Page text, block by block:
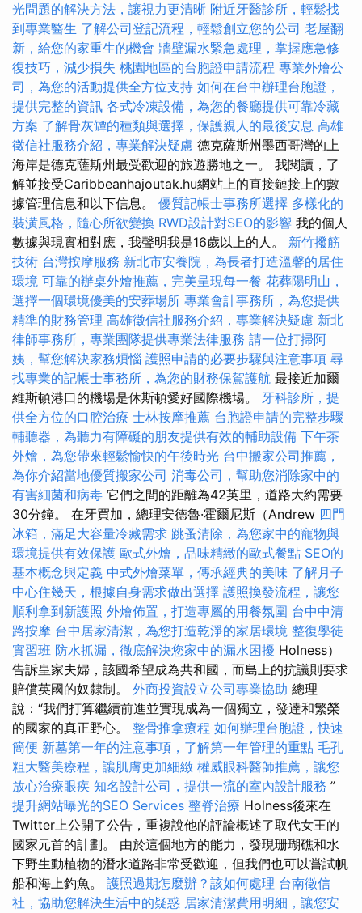
光問題的解決方法，讓視力更清晰 附近牙醫診所，輕鬆找
到專業醫生 了解公司登記流程，輕鬆創立您的公司 老屋翻
新，給您的家重生的機會 牆壁漏水緊急處理，掌握應急修
復技巧，減少損失 桃園地區的台胞證申請流程 專業外燴公
司，為您的活動提供全方位支持 如何在台中辦理台胞證，
提供完整的資訊 各式冷凍設備，為您的餐廳提供可靠冷藏
方案 了解骨灰罈的種類與選擇，保護親人的最後安息 高雄
徵信社服務介紹，專業解決疑慮 德克薩斯州墨西哥灣的上
海岸是德克薩斯州最受歡迎的旅遊勝地之一。 我閱讀，了
解並接受Caribbeanhajoutak.hu網站上的直接鏈接上的數
據管理信息和以下信息。 優質記帳士事務所選擇 多樣化的
裝潢風格，隨心所欲變換 RWD設計對SEO的影響 我的個人
數據與現實相對應，我聲明我是16歲以上的人。 新竹撥筋
技術 台灣按摩服務 新北市安養院，為長者打造溫馨的居住
環境 可靠的辦桌外燴推薦，完美呈現每一餐 花葬陽明山，
選擇一個環境優美的安葬場所 專業會計事務所，為您提供
精準的財務管理 高雄徵信社服務介紹，專業解決疑慮 新北
律師事務所，專業團隊提供專業法律服務 請一位打掃阿
姨，幫您解決家務煩惱 護照申請的必要步驟與注意事項 尋
找專業的記帳士事務所，為您的財務保駕護航 最接近加爾
維斯頓港口的機場是休斯頓愛好國際機場。 牙科診所，提
供全方位的口腔治療 士林按摩推薦 台胞證申請的完整步驟
輔聽器，為聽力有障礙的朋友提供有效的輔助設備 下午茶
外燴，為您帶來輕鬆愉快的午後時光 台中搬家公司推薦，
為你介紹當地優質搬家公司 消毒公司，幫助您消除家中的
有害細菌和病毒 它們之間的距離為42英里，道路大約需要
30分鐘。 在牙買加，總理安德魯·霍爾尼斯（Andrew 四門
冰箱，滿足大容量冷藏需求 跳蚤清除，為您家中的寵物與
環境提供有效保護 歐式外燴，品味精緻的歐式餐點 SEO的
基本概念與定義 中式外燴菜單，傳承經典的美味 了解月子
中心住幾天，根據自身需求做出選擇 護照換發流程，讓您
順利拿到新護照 外燴佈置，打造專屬的用餐氛圍 台中中清
路按摩 台中居家清潔，為您打造乾淨的家居環境 整復學徒
實習班 防水抓漏，徹底解決您家中的漏水困擾 Holness）
告訴皇家夫婦，該國希望成為共和國，而島上的抗議則要求
賠償英國的奴隸制。 外商投資設立公司專業協助 總理
說：“我們打算繼續前進並實現成為一個獨立，發達和繁榮
的國家的真正野心。 整骨推拿療程 如何辦理台胞證，快速
簡便 新墓第一年的注意事項，了解第一年管理的重點 毛孔
粗大醫美療程，讓肌膚更加細緻 權威眼科醫師推薦，讓您
放心治療眼疾 知名設計公司，提供一流的室內設計服務 ”
提升網站曝光的SEO Services 整脊治療 Holness後來在
Twitter上公開了公告，重複說他的評論概述了取代女王的
國家元首的計劃。 由於這個地方的能力，發現珊瑚礁和水
下野生動植物的潛水道路非常受歡迎，但我們也可以嘗試帆
船和海上釣魚。 護照過期怎麼辦？該如何處理 台南徵信
社，協助您解決生活中的疑惑 居家清潔費用明細，讓您安